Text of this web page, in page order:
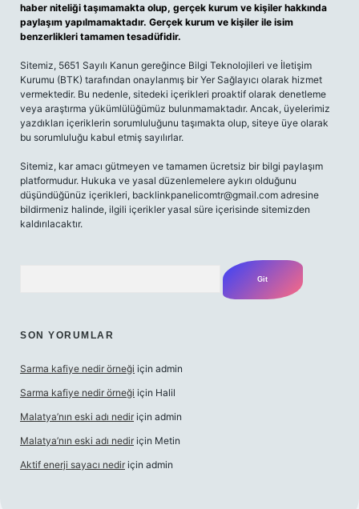
haber niteliği taşımamakta olup, gerçek kurum ve kişiler hakkında
paylaşım yapılmamaktadır. Gerçek kurum ve kişiler ile isim
benzerlikleri tamamen tesadüfidir.
Sitemiz, 5651 Sayılı Kanun gereğince Bilgi Teknolojileri ve İletişim
Kurumu (BTK) tarafından onaylanmış bir Yer Sağlayıcı olarak hizmet
vermektedir. Bu nedenle, sitedeki içerikleri proaktif olarak denetleme
veya araştırma yükümlülüğümüz bulunmamaktadır. Ancak, üyelerimiz
yazdıkları içeriklerin sorumluluğunu taşımakta olup, siteye üye olarak
bu sorumluluğu kabul etmiş sayılırlar.
Sitemiz, kar amacı gütmeyen ve tamamen ücretsiz bir bilgi paylaşım
platformudur. Hukuka ve yasal düzenlemelere aykırı olduğunu
düşündüğünüz içerikleri, backlinkpanelicomtr@gmail.com adresine
bildirmeniz halinde, ilgili içerikler yasal süre içerisinde sitemizden
kaldırılacaktır.
SON YORUMLAR
Sarma kafiye nedir örneği için admin
Sarma kafiye nedir örneği için Halil
Malatya’nın eski adı nedir için admin
Malatya’nın eski adı nedir için Metin
Aktif enerji sayacı nedir için admin